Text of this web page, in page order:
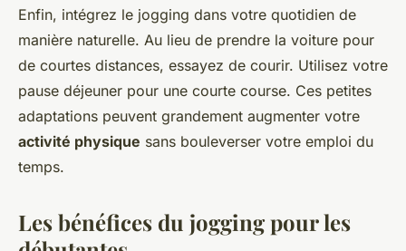
Enfin, intégrez le jogging dans votre quotidien de
manière naturelle. Au lieu de prendre la voiture pour
de courtes distances, essayez de courir. Utilisez votre
pause déjeuner pour une courte course. Ces petites
adaptations peuvent grandement augmenter votre
activité physique sans bouleverser votre emploi du
temps.
Les bénéfices du jogging pour les